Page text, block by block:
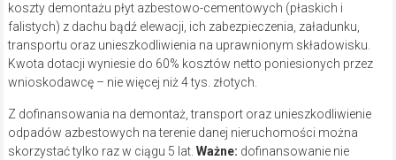
koszty demontażu płyt azbestowo-cementowych (płaskich i
falistych) z dachu bądź elewacji, ich zabezpieczenia, załadunku,
transportu oraz unieszkodliwienia na uprawnionym składowisku.
Kwota dotacji wyniesie do 60% kosztów netto poniesionych przez
wnioskodawcę – nie więcej niż 4 tys. złotych.
Z dofinansowania na demontaż, transport oraz unieszkodliwienie
odpadów azbestowych na terenie danej nieruchomości można
skorzystać tylko raz w ciągu 5 lat. Ważne: dofinansowanie nie